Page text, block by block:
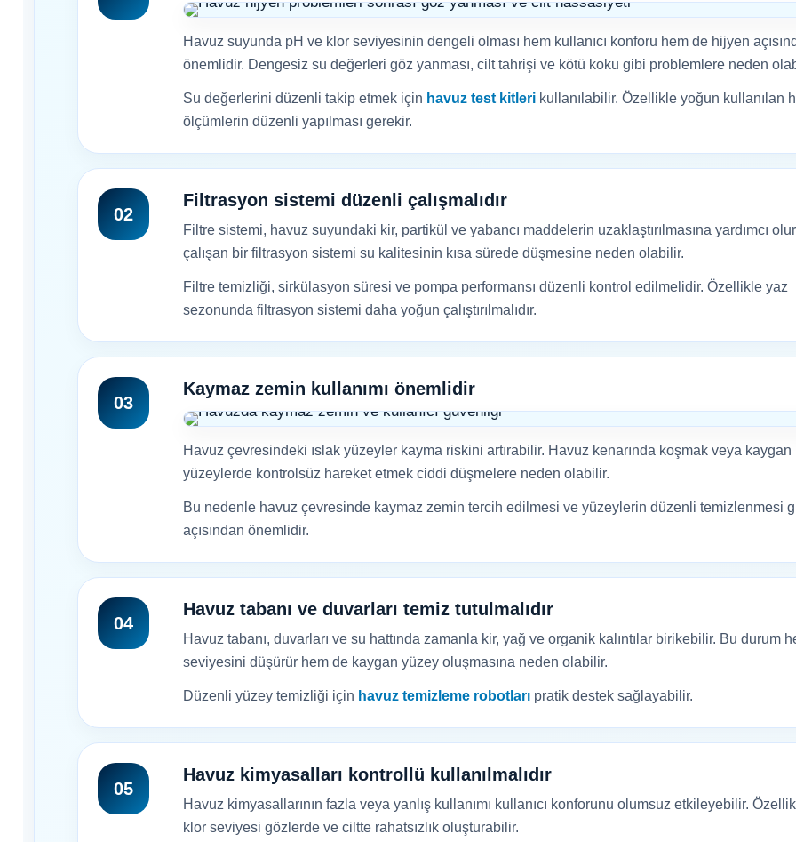
Havuz Kış Kimyasalı
Kalsiyum Hipoklorit
Süper
Pool Havuz Kimyasalları
Tuz
Bahçe
Parça Sarf Malzemeleri
Dalgıç Pompa
Dezenfeksiyon
Sistemleri
Havuz Güvenlik
Havuz
Havuz
Jakuzi Sauna
Ekipmanları
Kartuş Filtreler
Havuz suyunda pH ve klor seviyesinin dengeli olması hem kullanıcı konforu hem de hijyen
önemlidir. Dengesiz su değerleri göz yanması, cilt tahrişi ve kötü koku gibi problemlere neden
Su değerlerini düzenli takip etmek için havuz test kitleri kullanılabilir. Özellikle yoğun kullanılan
ölçümlerin düzenli yapılması gerekir.
02
Filtrasyon sistemi düzenli çalışmalıdır
Filtre sistemi, havuz suyundaki kir, partikül ve yabancı maddelerin uzaklaştırılmasına yardımcı
çalışan bir filtrasyon sistemi su kalitesinin kısa sürede düşmesine neden olabilir.
Filtre temizliği, sirkülasyon süresi ve pompa performansı düzenli kontrol edilmelidir. Özellikle yaz
sezonunda filtrasyon sistemi daha yoğun çalıştırılmalıdır.
03
Kaymaz zemin kullanımı önemlidir
Havuz çevresindeki ıslak yüzeyler kayma riskini artırabilir. Havuz kenarında koşmak veya kaygan
yüzeylerde kontrolsüz hareket etmek ciddi düşmelere neden olabilir.
Bu nedenle havuz çevresinde kaymaz zemin tercih edilmesi ve yüzeylerin düzenli temizlenmesi
açısından önemlidir.
04
Havuz tabanı ve duvarları temiz tutulmalıdır
Havuz tabanı, duvarları ve su hattında zamanla kir, yağ ve organik kalıntılar birikebilir. Bu durum
seviyesini düşürür hem de kaygan yüzey oluşmasına neden olabilir.
Düzenli yüzey temizliği için havuz temizleme robotları pratik destek sağlayabilir.
05
Havuz kimyasalları kontrollü kullanılmalıdır
Havuz kimyasallarının fazla veya yanlış kullanımı kullanıcı konforunu olumsuz etkileyebilir.
klor seviyesi gözlerde ve ciltte rahatsızlık oluşturabilir.